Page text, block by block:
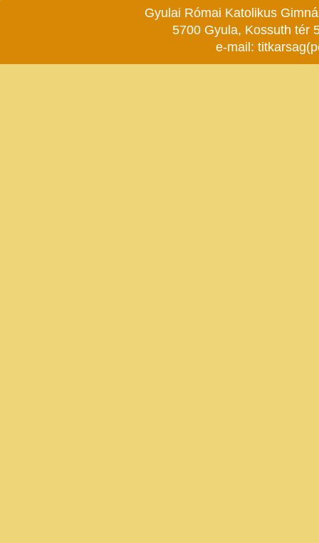
Gyulai Római Katolikus
5700 Gyula, Kossuth tér
e-mail: